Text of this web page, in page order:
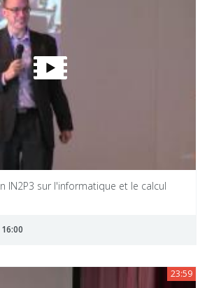
IN2P3 sur l'informatique et le calcul
23:59